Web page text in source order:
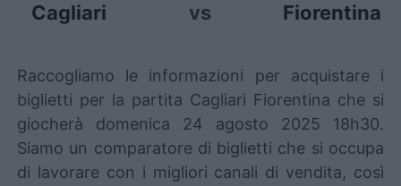
Cagliari vs Fiorentina
Raccogliamo le informazioni per acquistare i
biglietti per la partita Cagliari Fiorentina che si
giocherà domenica 24 agosto 2025 18h30.
Siamo un comparatore di biglietti che si occupa
di lavorare con i migliori canali di vendita, così